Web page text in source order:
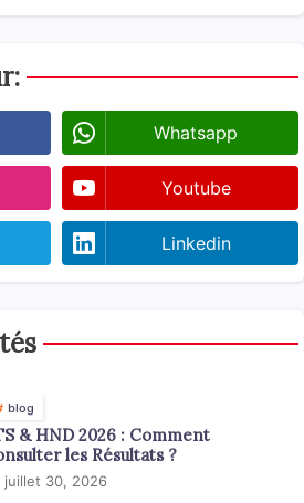
Whatsapp
Youtube
Linkedin
blog
& HND 2026 : Comment
les Résultats ?
juillet 30, 2026